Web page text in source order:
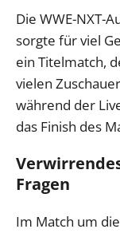
Die WWE-NXT-
sorgte für viel
ein Titelmatch,
vielen
während der
das Finish des
Fragen
Im Match um